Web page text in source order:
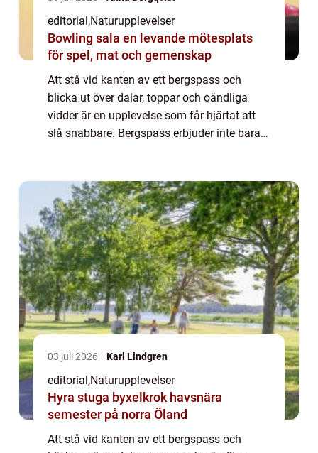
editorial ,Naturupplevelser
Bowling sala en levande mötesplats
för spel, mat och gemenskap
Att stå vid kanten av ett bergspass och
blicka ut över dalar, toppar och oändliga
vidder är en upplevelse som får hjärtat att
slå snabbare. Bergspass erbjuder inte bara
03 juli 2026 Karl Lindgren
editorial ,Naturupplevelser
Hyra stuga byxelkrok havsnära
semester på norra Öland
Att stå vid kanten av ett bergspass och